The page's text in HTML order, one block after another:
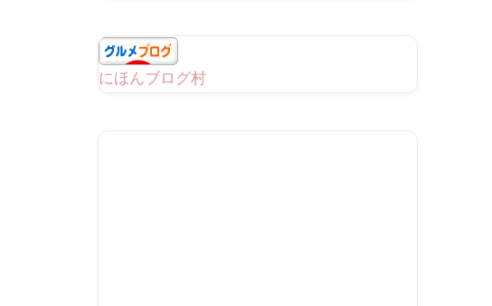
にほんブログ村